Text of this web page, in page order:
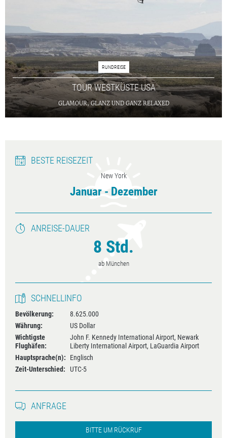
RUNDREISE
TOUR WESTKÜSTE USA
GLAMOUR, GLANZ UND GANZ RELAXED
BESTE REISEZEIT
New York
Januar - Dezember
ANREISE-DAUER
8 Std.
ab München
SCHNELLINFO
Bevölkerung:
8.625.000
Währung:
US Dollar
Wichtigste
Flughäfen:
John F. Kennedy International Airport, Newark
Liberty International Airport, LaGuardia Airport
Hauptsprache(n): Englisch
Zeit-Unterschied:
UTC-5
ANFRAGE
BITTE UM RÜCKRUF